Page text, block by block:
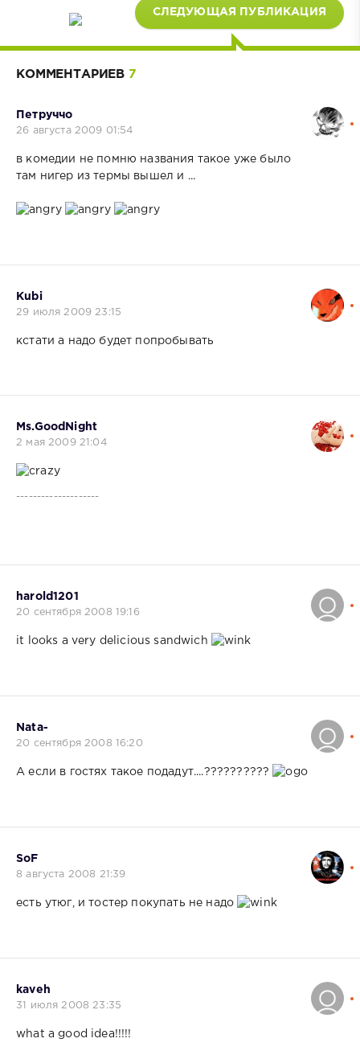
СЛЕДУЮЩАЯ ПУБЛИКАЦИЯ
КОММЕНТАРИЕВ 7
Петруччо
26 августа 2009 01:54
в комедии не помню названия такое уже было
там нигер из термы вышел и ...
Kubi
29 июля 2009 23:15
кстати а надо будет попробывать
Ms.GoodNight
2 мая 2009 21:04
--------------------
harold1201
20 сентября 2008 19:16
it looks a very delicious sandwich
Nata-
20 сентября 2008 16:20
А если в гостях такое подадут....??????????
SoF
8 августа 2008 21:39
есть утюг, и тостер покупать не надо
kaveh
31 июля 2008 23:35
what a good idea!!!!!